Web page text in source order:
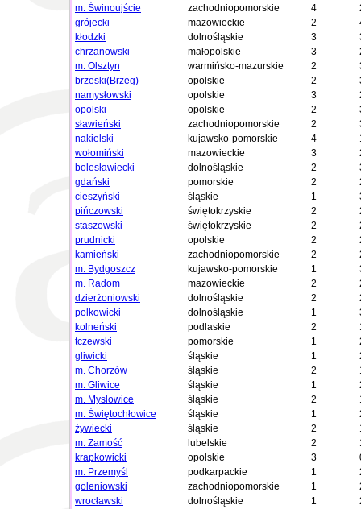
m. Świnoujście
zachodniopomorskie 4
grójecki
mazowieckie 2
kłodzki
dolnośląskie 3
chrzanowski
małopolskie 3
m. Olsztyn
warmińsko-mazurskie 2
brzeski(Brzeg)
opolskie 2
namysłowski
opolskie 3
opolski
opolskie 2
sławieński
zachodniopomorskie 2
nakielski
kujawsko-pomorskie 4
wołomiński
mazowieckie 3
bolesławiecki
dolnośląskie 2
gdański
pomorskie 2
cieszyński
śląskie 1
pińczowski
świętokrzyskie 2
staszowski
świętokrzyskie 2
prudnicki
opolskie 2
kamieński
zachodniopomorskie 2
m. Bydgoszcz
kujawsko-pomorskie 1
m. Radom
mazowieckie 2
dzierżoniowski
dolnośląskie 2
polkowicki
dolnośląskie 1
kolneński
podlaskie 2
tczewski
pomorskie 1
gliwicki
śląskie 1
m. Chorzów
śląskie 2
m. Gliwice
śląskie 1
m. Mysłowice
śląskie 2
m. Świętochłowice
śląskie 1
żywiecki
śląskie 2
m. Zamość
lubelskie 2
krapkowicki
opolskie 3
m. Przemyśl
podkarpackie 1
goleniowski
zachodniopomorskie 1
wrocławski
dolnośląskie 1